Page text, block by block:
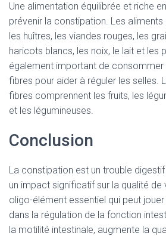
Une alimentation équilibrée et riche
prévenir la constipation. Les
les huîtres, les viandes rouges, les
haricots blancs, les noix, le lait et les
également important de
fibres pour aider à réguler les selles.
fibres comprennent les fruits, les
et les légumineuses.
Conclusion
La constipation est un trouble
un impact significatif sur la qualité de
oligo-élément essentiel qui peut
dans la régulation de la fonction
la motilité intestinale, augmente la